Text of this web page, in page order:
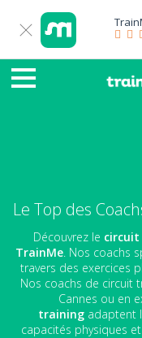
Le Top des
Découvrez le
TrainMe. Nos coachs
travers des exercices
Nos coachs de circuit
Cannes ou en
training adaptent
capacités physiques